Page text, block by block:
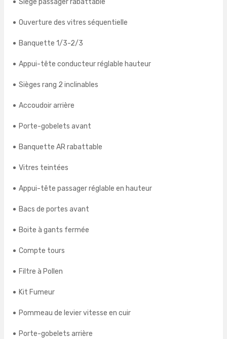
Siège passager rabattable
Ouverture des vitres séquentielle
Banquette 1/3-2/3
Appui-tête conducteur réglable hauteur
Sièges rang 2 inclinables
Accoudoir arrière
Porte-gobelets avant
Banquette AR rabattable
Vitres teintées
Appui-tête passager réglable en hauteur
Bacs de portes avant
Boite à gants fermée
Compte tours
Filtre à Pollen
Kit Fumeur
Pommeau de levier vitesse en cuir
Porte-gobelets arrière